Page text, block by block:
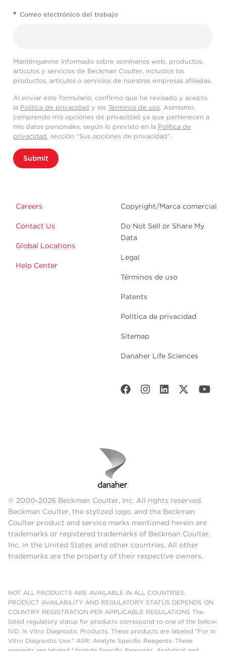
* Correo electrónico del trabajo
Manténganme informado sobre seminarios web, productos,
artículos y servicios de Beckman Coulter, incluidos los
productos, artículos o servicios de nuestras empresas afiliadas.
Al enviar este formulario, confirmo que he revisado y acepto
la Política de privacidad y los Términos de uso. Asimismo,
comprendo mis opciones de privacidad ya que pertenecen a
mis datos personales, según lo previsto en la Política de
privacidad, sección “Sus opciones de privacidad”.
Submit
Careers
Contact Us
Global Locations
Help Center
Copyright/Marca comercial
Do Not Sell or Share My
Data
Legal
Términos de uso
Patents
Política de privacidad
Sitemap
Danaher Life Sciences
© 2000-2026 Beckman Coulter, Inc. All rights reserved.
Beckman Coulter, the stylized logo, and the Beckman
Coulter product and service marks mentioned herein are
trademarks or registered trademarks of Beckman Coulter,
Inc. in the United States and other countries. All other
trademarks are the property of their respective owners.
NOT ALL PRODUCTS ARE AVAILABLE IN ALL COUNTRIES.
PRODUCT AVAILABILITY AND REGULATORY STATUS DEPENDS ON
COUNTRY REGISTRATION PER APPLICABLE REGULATIONS The
listed regulatory status for products correspond to one of the below:
IVD: In Vitro Diagnostic Products. These products are labeled "For In
Vitro Diagnostic Use." ASR: Analyte Specific Reagents. These